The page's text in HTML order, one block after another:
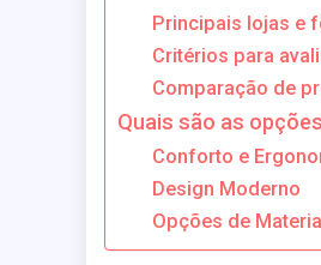
Principais lojas e
Critérios para
Comparação de
Quais são as
Conforto e
Design Moderno
Opções de